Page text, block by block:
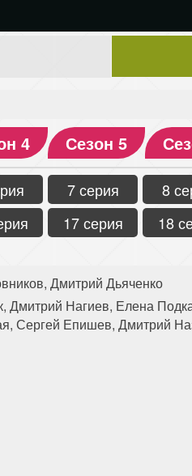
4 Сезон 5
7 серия 8
17 серия 18
Дмитрий Дьяченко
Дмитрий Нагиев, Елена
Сергей Епишев, Дмитрий